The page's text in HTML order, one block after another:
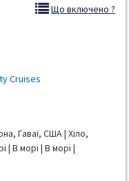
Що включено ?
Cruises
Гаваї, США | Хіло,
| В морі | В морі |